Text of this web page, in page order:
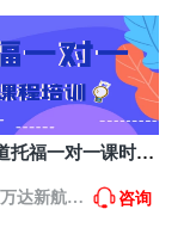
托福一对一课时费
达新航道 咨询